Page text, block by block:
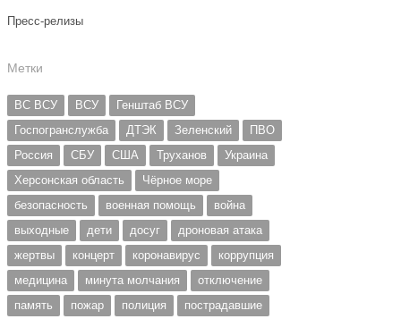
Пресс-релизы
Метки
ВС ВСУ ВСУ
Генштаб ВСУ
Госпогранслужба
ДТЭК Зеленский
ПВО
Россия
СБУ США Труханов
Украина
Херсонская область
Чёрное море
безопасность
военная помощь
война
выходные
дети досуг
дроновая атака
жертвы
концерт коронавирус
коррупция
медицина
минута молчания
отключение
память
пожар полиция
пострадавшие